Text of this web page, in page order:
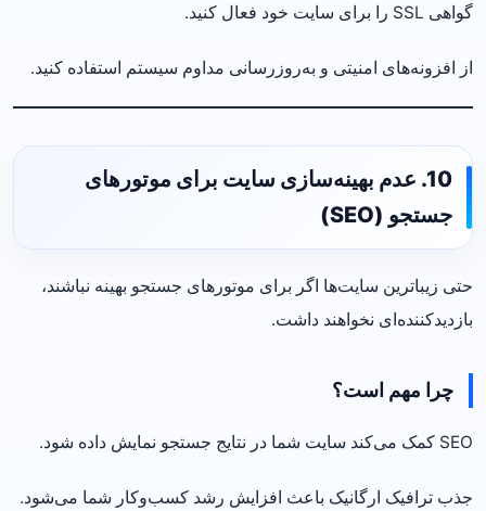
گواهی SSL را برای سایت خود فعال کنید.
از افزونه‌های امنیتی و به‌روزرسانی مداوم سیستم استفاده کنید.
10. عدم بهینه‌سازی سایت برای موتورهای
جستجو (SEO)
حتی زیباترین سایت‌ها اگر برای موتورهای جستجو بهینه نباشند،
بازدیدکننده‌ای نخواهند داشت.
چرا مهم است؟
SEO کمک می‌کند سایت شما در نتایج جستجو نمایش داده شود.
جذب ترافیک ارگانیک باعث افزایش رشد کسب‌وکار شما می‌شود.